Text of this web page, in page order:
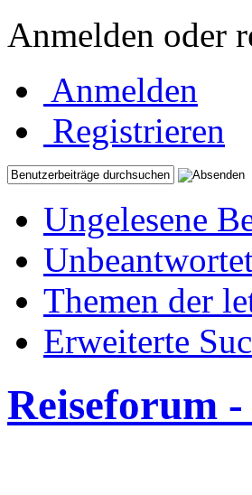
Anmelden oder
Anmelden
Registrieren
Ungelesene
Themen der
Erweiterte
Reiseforum